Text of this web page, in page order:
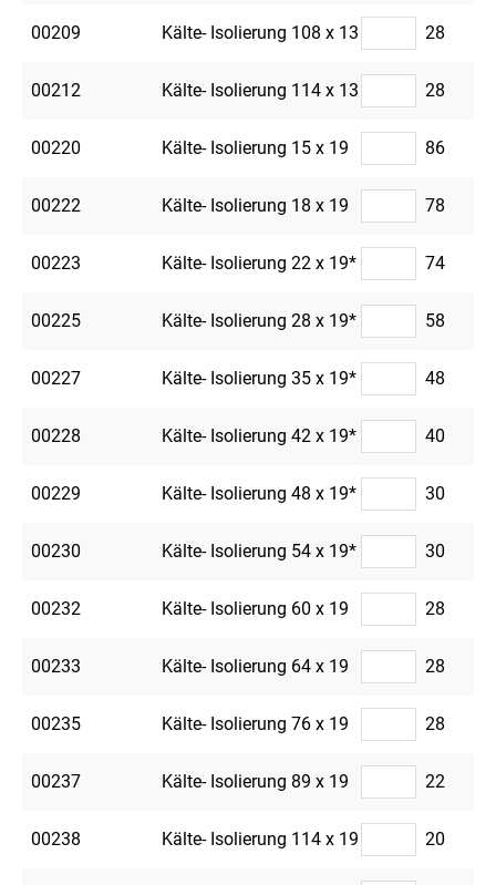
00209 Kälte- Isolierung 108 x 13 28
00212 Kälte- Isolierung 114 x 13 28
00220 Kälte- Isolierung 15 x 19 86
00222 Kälte- Isolierung 18 x 19 78
00223 Kälte- Isolierung 22 x 19* 74
00225 Kälte- Isolierung 28 x 19* 58
00227 Kälte- Isolierung 35 x 19* 48
00228 Kälte- Isolierung 42 x 19* 40
00229 Kälte- Isolierung 48 x 19* 30
00230 Kälte- Isolierung 54 x 19* 30
00232 Kälte- Isolierung 60 x 19 28
00233 Kälte- Isolierung 64 x 19 28
00235 Kälte- Isolierung 76 x 19 28
00237 Kälte- Isolierung 89 x 19 22
00238 Kälte- Isolierung 114 x 19 20